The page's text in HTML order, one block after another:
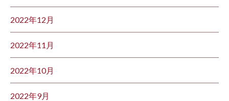
2022年12月
2022年11月
2022年10月
2022年9月